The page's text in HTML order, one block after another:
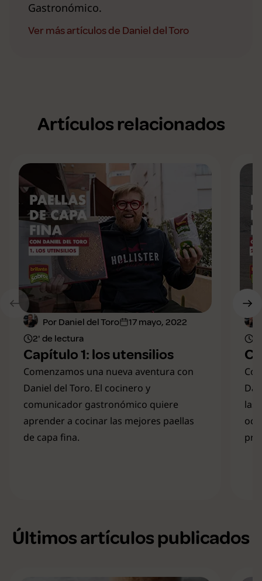
Gastronómico.
Ver más artículos de Daniel del Toro
Artículos relacionados
Por Daniel del Toro
17 mayo, 2022
2' de lectura
Capítulo 1: los utensilios
Comenzamos una nueva aventura con
Daniel del Toro. El cocinero y
comunicador gastronómico quiere
aprender a cocinar las mejores paellas
de capa fina.
las
Últimos artículos publicados